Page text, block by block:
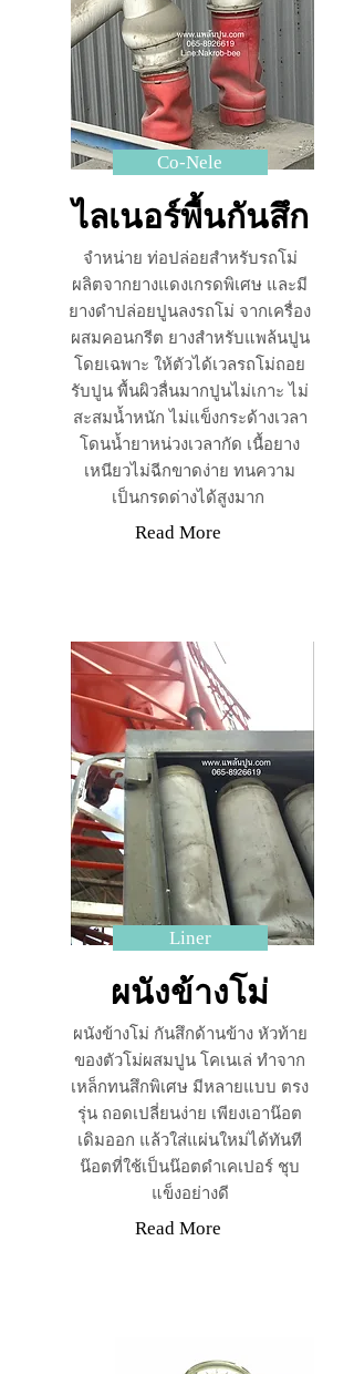
Co-Nele
ไลเนอร์พื้นกันสึก
จำหน่าย ท่อปล่อยสำหรับรถโม่
ผลิตจากยางแดงเกรดพิเศษ และมี
ยางดำปล่อยปูนลงรถโม่ จากเครื่อง
ผสมคอนกรีต ยางสำหรับแพล้นปูน
โดยเฉพาะ ให้ตัวได้เวลรถโม่ถอย
รับปูน พื้นผิวลื่นมากปูนไม่เกาะ ไม่
สะสมน้ำหนัก ไม่แข็งกระด้างเวลา
โดนน้ำยาหน่วงเวลากัด เนื้อยาง
เหนียวไม่ฉีกขาดง่าย ทนความ
เป็นกรดด่างได้สูงมาก
Read More
Liner
ผนังข้างโม่
ผนังข้างโม่ กันสึกด้านข้าง หัวท้าย
ของตัวโม่ผสมปูน โคเนเล่ ทำจาก
เหล็กทนสึกพิเศษ มีหลายแบบ ตรง
รุ่น ถอดเปลี่ยนง่าย เพียงเอาน๊อต
เดิมออก แล้วใส่แผ่นใหม่ได้ทันที
น๊อตที่ใช้เป็นน๊อตดำเคเปอร์ ชุบ
แข็งอย่างดี
Read More